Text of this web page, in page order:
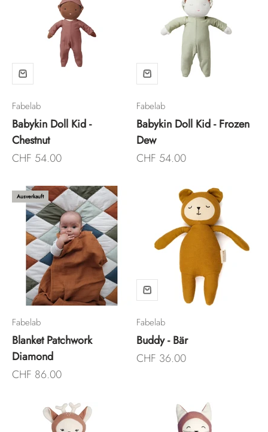
Fabelab
Babykin Doll Kid -
Chestnut
Angebot
CHF 54.00
Fabelab
Babykin Doll Kid - Frozen
Dew
Angebot
CHF 54.00
Ausverkauft
Fabelab
Blanket Patchwork
Diamond
Angebot
CHF 86.00
Fabelab
Buddy - Bär
Angebot
CHF 36.00